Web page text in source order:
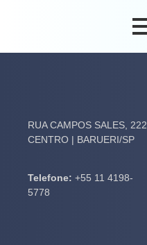
RUA CAMPOS SALES, 222
CENTRO | BARUERI/SP
Telefone: +55 11 4198-
5778